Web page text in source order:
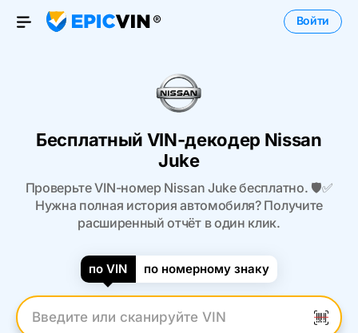
Open Menu
Войти
Бесплатный VIN-декодер Nissan
Juke
Проверьте VIN-номер Nissan Juke бесплатно. 🛡️✅
Нужна полная история автомобиля? Получите
расширенный отчёт в один клик.
по VIN по номерному знаку
Введите VIN